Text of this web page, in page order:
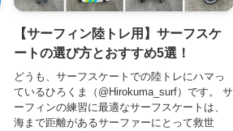
【サーフィン陸トレ用】サーフスケ
ートの選び方とおすすめ5選！
どうも、サーフスケートでの陸トレにハマっ
ているひろくま（@Hirokuma_surf）です。 サ
ーフィンの練習に最適なサーフスケートは、
海まで距離があるサーファーにとって救世